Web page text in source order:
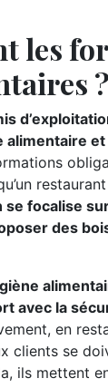
les
?
alimentaire et
focalise
des
avec la
en
clients se
ils mettent